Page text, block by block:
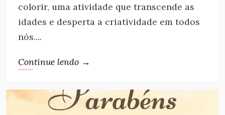
colorir, uma atividade que transcende as
idades e desperta a criatividade em todos
nós....
Continue lendo →